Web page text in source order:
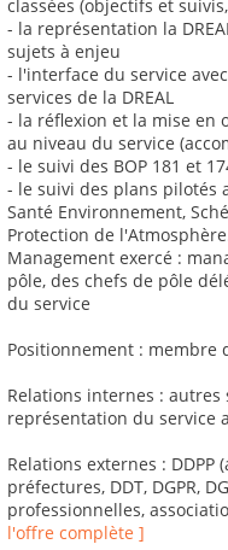
classées (objectifs et
- la représentation la
sujets à enjeu
- l'interface du service avec
services de la DREAL
- la réflexion et la mise en
au niveau du service
- le suivi des BOP 181 et
- le suivi des plans pilotés
Santé Environnement,
Protection de
Management exercé :
pôle, des chefs de pôle
du service
Positionnement : membre
Relations internes : autres
représentation du service
Relations externes : DDPP
préfectures, DDT, DGPR,
professionnelles,
l'offre complète ]